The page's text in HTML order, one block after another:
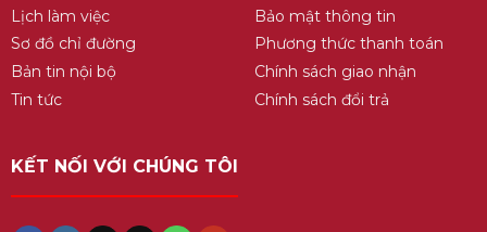
Lịch làm việc
Sơ đồ chỉ đường
Bản tin nội bộ
Tin tức
Bảo mật thông tin
Phương thức thanh toán
Chính sách giao nhận
Chính sách đổi trả
KẾT NỐI VỚI CHÚNG TÔI